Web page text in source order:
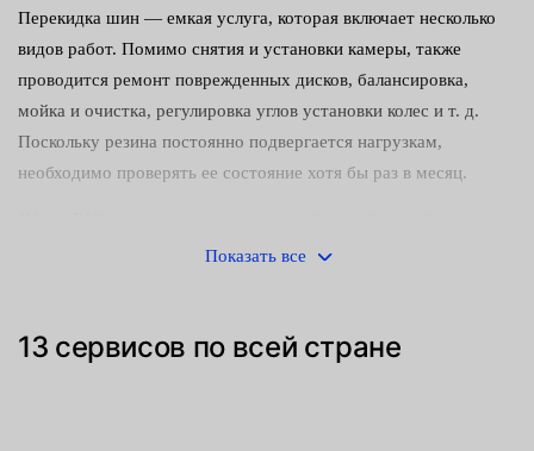
Перекидка шин — емкая услуга, которая включает несколько
видов работ. Помимо снятия и установки камеры, также
проводится ремонт поврежденных дисков, балансировка,
мойка и очистка, регулировка углов установки колес и т. д.
Поскольку резина постоянно подвергается нагрузкам,
необходимо проверять ее состояние хотя бы раз в месяц.
ненаправленным рисунком протектора и направленным
От качества выполнения замены резины, регулировки давления
Показать все
13 сервисов по всей стране